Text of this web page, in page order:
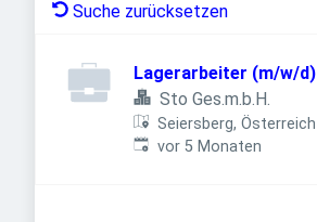
Suche zurücksetzen
Lagerarbeiter (m/w/d)
Sto Ges.m.b.H.
Seiersberg, Österreich
Veröffentlicht:
vor 5 Monaten